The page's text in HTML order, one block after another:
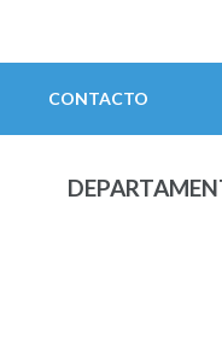
CONTACTO